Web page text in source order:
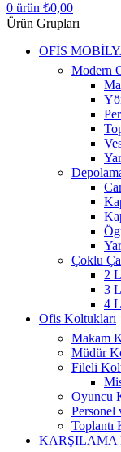
0 ürün ₺0,00
Ürün Grupları
OFİS
Modern
Çoklu
2
3
4
Ofis Koltukları
Makam
Müdür
Fileli
Oyuncu
Personel
Toplantı
KARŞILAMA